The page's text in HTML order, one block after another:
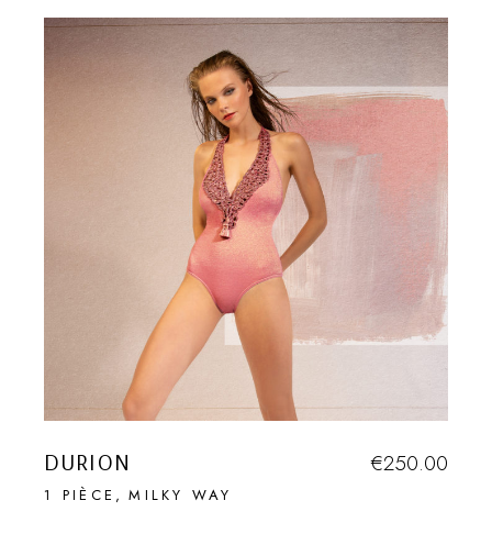
DURION
1 PIÈCE MILKY WAY
€250.00